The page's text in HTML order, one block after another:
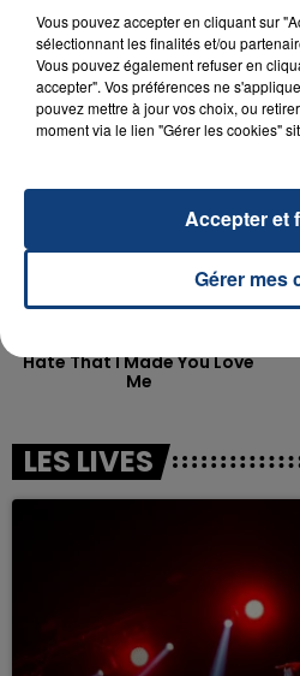
TITRES DIFFUSÉS
8h36
8h36
Hate That I Made You Love
Me
LES LIVES
Vous pouvez accepter en cliquant sur
sélectionnant les finalités et/ou
Vous pouvez également refuser en
accepter". Vos préférences ne
pouvez mettre à jour vos choix, ou
moment via le lien "Gérer les cookies"
Gérer mes
Accepter et